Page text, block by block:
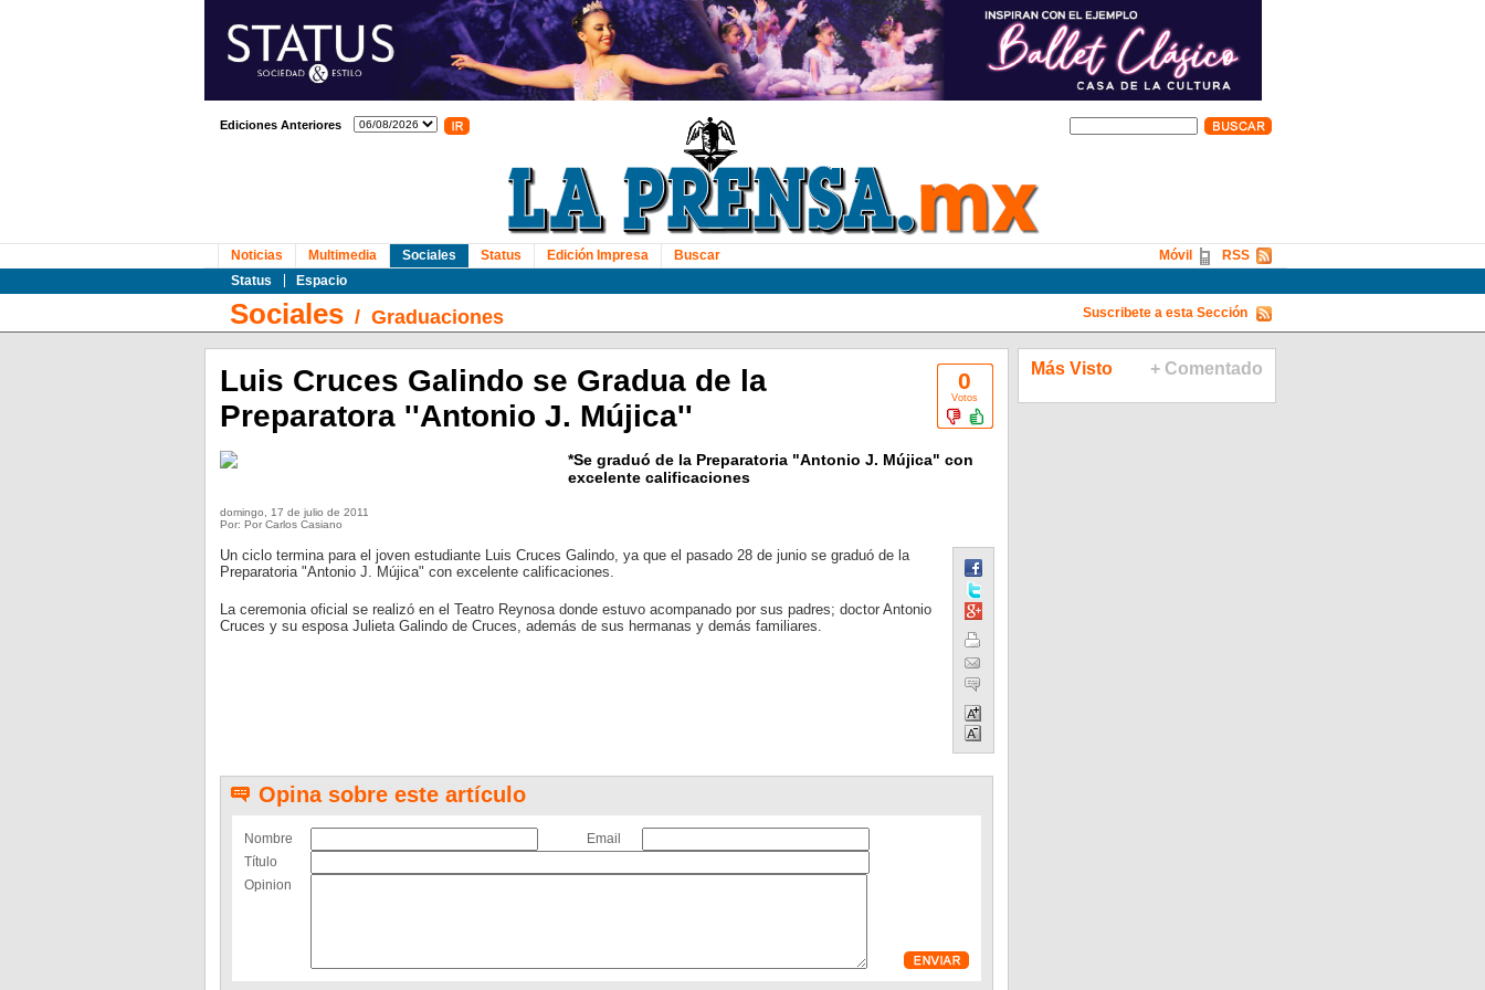
Ediciones Anteriores
Noticias Multimedia
Sociales
Status
Espacio
Status Edición Impresa Buscar RSS
Móvil
Sociales/ Graduaciones Suscribete a esta Sección
0
Votos
Luis Cruces Galindo se Gradua de la
Preparatora ''Antonio J. Mújica''
*Se graduó de la Preparatoria "Antonio J. Mújica" con
excelente calificaciones
domingo, 17 de julio de 2011
Por: Por Carlos Casiano
Un ciclo termina para el joven estudiante Luis Cruces Galindo, ya que el pasado 28 de junio se graduó de la
Preparatoria "Antonio J. Mújica" con excelente calificaciones.
La ceremonia oficial se realizó en el Teatro Reynosa donde estuvo acompanado por sus padres; doctor Antonio
Cruces y su esposa Julieta Galindo de Cruces, además de sus hermanas y demás familiares.
Opina sobre este artículo
Nombre
Email
Título
Opinion
Más Visto + Comentado